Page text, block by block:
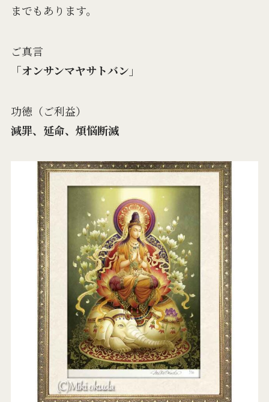
までもあります。
ご真言
「オンサンマヤサトバン」
功徳（ご利益）
減罪、延命、煩悩断滅